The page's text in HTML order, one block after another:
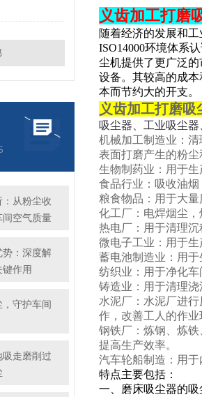
从粉尘收
间空气质量
势：深度解
作用
守护车间
走磨削过
义齿加工打磨
随着经济的发展和
ISO14000环境体系
尘机提供了更广泛
设备。其较高的成
本而节约大的开支。
义齿加工打磨
吸尘器、工业吸尘
机械加工制造业：
表面打磨产生的粉尘
生物制药业：用于
食品行业：吸收油
粮食物品：用于大
化工厂：电焊烟尘
热电厂：用于清理
微电子工业：用于
蓄电池制造业：用
纺织业：用于净化
铸造业：用于清理
水泥厂： 水泥厂进
作，改善工人的作业
钢铁厂：炼钢、炼
提高生产效率。
汽车轮船制造：用
特点主要包括：
一、磨床吸尘器的吸